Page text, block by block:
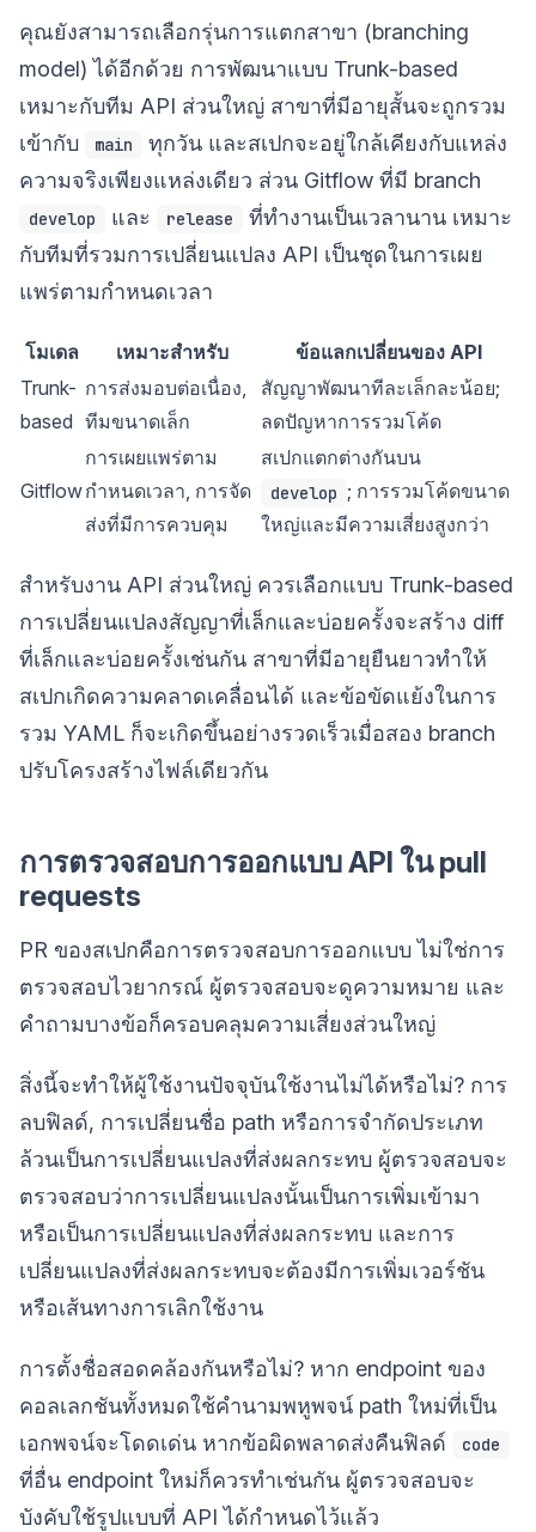
คุณยังสามารถเลือกรุ่นการแตกสาขา (branching
model) ได้อีกด้วย การพัฒนาแบบ Trunk-based
เหมาะกับทีม API ส่วนใหญ่ สาขาที่มีอายุสั้นจะถูกรวม
เข้ากับ
main
ทุกวัน และสเปกจะอยู่ใกล้เคียงกับแหล่ง
ความจริงเพียงแหล่งเดียว ส่วน Gitflow ที่มี branch
develop และ release
ที่ทำงานเป็นเวลานาน เหมาะ
กับทีมที่รวมการเปลี่ยนแปลง API เป็นชุดในการเผย
แพร่ตามกำหนดเวลา
โมเดล เหมาะสำหรับ
ข้อแลกเปลี่ยนของ API
Trunk-
based
การส่งมอบต่อเนื่อง,
ทีมขนาดเล็ก
สัญญาพัฒนาทีละเล็กละน้อย;
ลดปัญหาการรวมโค้ด
Gitflow
การเผยแพร่ตาม
กำหนดเวลา, การจัด
ส่งที่มีการควบคุม
สเปกแตกต่างกันบน
develop ; การรวมโค้ดขนาด
ใหญ่และมีความเสี่ยงสูงกว่า
สำหรับงาน API ส่วนใหญ่ ควรเลือกแบบ Trunk-based
การเปลี่ยนแปลงสัญญาที่เล็กและบ่อยครั้งจะสร้าง diff
ที่เล็กและบ่อยครั้งเช่นกัน สาขาที่มีอายุยืนยาวทำให้
สเปกเกิดความคลาดเคลื่อนได้ และข้อขัดแย้งในการ
รวม YAML ก็จะเกิดขึ้นอย่างรวดเร็วเมื่อสอง branch
ปรับโครงสร้างไฟล์เดียวกัน
การตรวจสอบการออกแบบ API ใน pull
requests
PR ของสเปกคือการตรวจสอบการออกแบบ ไม่ใช่การ
ตรวจสอบไวยากรณ์ ผู้ตรวจสอบจะดูความหมาย และ
คำถามบางข้อก็ครอบคลุมความเสี่ยงส่วนใหญ่
สิ่งนี้จะทำให้ผู้ใช้งานปัจจุบันใช้งานไม่ได้หรือไม่? การ
ลบฟิลด์, การเปลี่ยนชื่อ path หรือการจำกัดประเภท
ล้วนเป็นการเปลี่ยนแปลงที่ส่งผลกระทบ ผู้ตรวจสอบจะ
ตรวจสอบว่าการเปลี่ยนแปลงนั้นเป็นการเพิ่มเข้ามา
หรือเป็นการเปลี่ยนแปลงที่ส่งผลกระทบ และการ
เปลี่ยนแปลงที่ส่งผลกระทบจะต้องมีการเพิ่มเวอร์ชัน
หรือเส้นทางการเลิกใช้งาน
การตั้งชื่อสอดคล้องกันหรือไม่? หาก endpoint ของ
คอลเลกชันทั้งหมดใช้คำนามพหูพจน์ path ใหม่ที่เป็น
เอกพจน์จะโดดเด่น หากข้อผิดพลาดส่งคืนฟิลด์
code
ที่อื่น endpoint ใหม่ก็ควรทำเช่นกัน ผู้ตรวจสอบจะ
บังคับใช้รูปแบบที่ API ได้กำหนดไว้แล้ว